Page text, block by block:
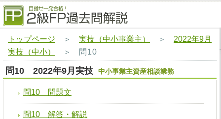
トップページ ＞ 実技（中小事業主） ＞ 2022年9月
実技（中小）
＞ 問10
問10 2022年9月実技 中小事業主資産相談業務
問10 問題文
問10 解答・解説